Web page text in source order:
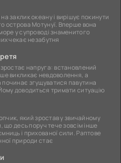
заклик океану і вирішує покинути
острова Мотунуї. Вперше вона
у супроводі знаменитого
чекає незабутня
зростає напруга: встановлений
викликає невдоволення, а
починає згущуватися павутина
доводиться тримати ситуацію
який зростав у звичайному
що десь поруч тече зовсім інше
і прихованої сили. Раптове
природи стає